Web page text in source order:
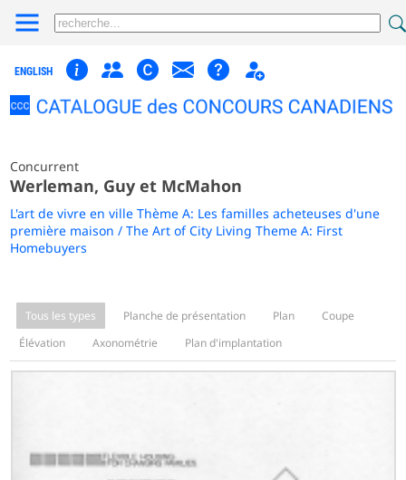
ENGLISH
Concurrent
Werleman, Guy et McMahon
L'art de vivre en ville Thème A: Les familles acheteuses d'une
première maison / The Art of City Living Theme A: First
Homebuyers
Tous les types Planche de présentation Plan
Coupe
Élévation
Axonométrie Plan d'implantation